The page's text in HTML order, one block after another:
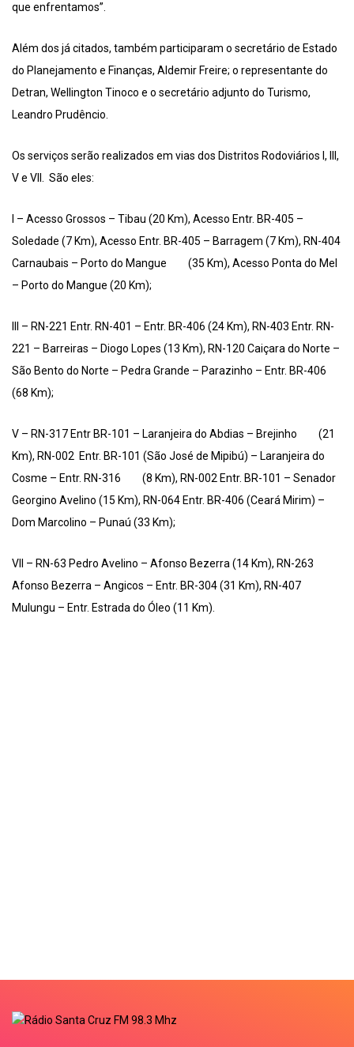
que enfrentamos”.
Além dos já citados, também participaram o secretário de Estado
do Planejamento e Finanças, Aldemir Freire; o representante do
Detran, Wellington Tinoco e o secretário adjunto do Turismo,
Leandro Prudêncio.
Os serviços serão realizados em vias dos Distritos Rodoviários I, III,
V e VII. São eles:
I – Acesso Grossos – Tibau (20 Km), Acesso Entr. BR-405 –
Soledade (7 Km), Acesso Entr. BR-405 – Barragem (7 Km), RN-404
Carnaubais – Porto do Mangue (35 Km), Acesso Ponta do Mel
– Porto do Mangue (20 Km);
III – RN-221 Entr. RN-401 – Entr. BR-406 (24 Km), RN-403 Entr. RN-
221 – Barreiras – Diogo Lopes (13 Km), RN-120 Caiçara do Norte –
São Bento do Norte – Pedra Grande – Parazinho – Entr. BR-406
(68 Km);
V – RN-317 Entr BR-101 – Laranjeira do Abdias – Brejinho (21
Km), RN-002 Entr. BR-101 (São José de Mipibú) – Laranjeira do
Cosme – Entr. RN-316 (8 Km), RN-002 Entr. BR-101 – Senador
Georgino Avelino (15 Km), RN-064 Entr. BR-406 (Ceará Mirim) –
Dom Marcolino – Punaú (33 Km);
VII – RN-63 Pedro Avelino – Afonso Bezerra (14 Km), RN-263
Afonso Bezerra – Angicos – Entr. BR-304 (31 Km), RN-407
Mulungu – Entr. Estrada do Óleo (11 Km).